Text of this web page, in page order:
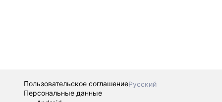
Пользовательское соглашениеРусский
Персональные данные